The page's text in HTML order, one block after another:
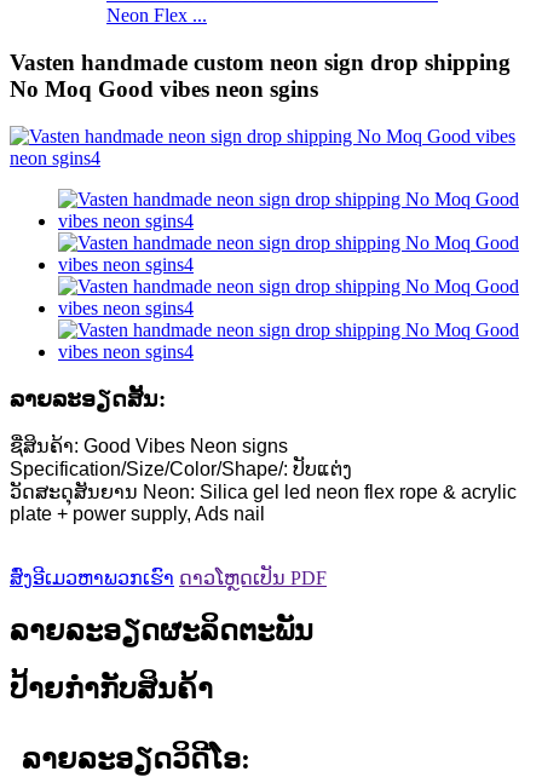
Neon Flex ...
Vasten handmade custom neon sign drop shipping
No Moq Good vibes neon sgins
ລາຍ​ລະ​ອຽດ​ສັ້ນ​:
ຊື່ສິນຄ້າ: Good Vibes Neon signs
Specification/Size/Color/Shape/: ປັບແຕ່ງ
ວັດສະດຸສັນຍານ Neon: Silica gel led neon flex rope & acrylic
plate + power supply, Ads nail
ສົ່ງອີເມວຫາພວກເຮົາ ດາວໂຫຼດເປັນ PDF
ລາຍລະອຽດຜະລິດຕະພັນ
ປ້າຍກຳກັບສິນຄ້າ
ລາຍລະອຽດວິດີໂອ: